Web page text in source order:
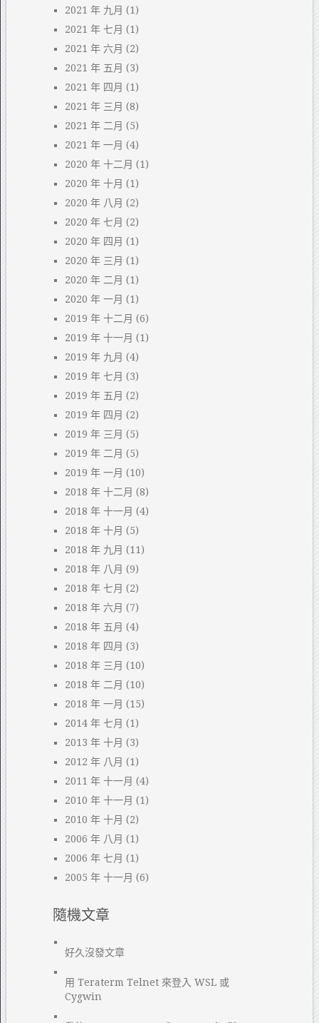
2021 年 九月 (1)
2021 年 七月 (1)
2021 年 六月 (2)
2021 年 五月 (3)
2021 年 四月 (1)
2021 年 三月 (8)
2021 年 二月 (5)
2021 年 一月 (4)
2020 年 十二月 (1)
2020 年 十月 (1)
2020 年 八月 (2)
2020 年 七月 (2)
2020 年 四月 (1)
2020 年 三月 (1)
2020 年 二月 (1)
2020 年 一月 (1)
2019 年 十二月 (6)
2019 年 十一月 (1)
2019 年 九月 (4)
2019 年 七月 (3)
2019 年 五月 (2)
2019 年 四月 (2)
2019 年 三月 (5)
2019 年 二月 (5)
2019 年 一月 (10)
2018 年 十二月 (8)
2018 年 十一月 (4)
2018 年 十月 (5)
2018 年 九月 (11)
2018 年 八月 (9)
2018 年 七月 (2)
2018 年 六月 (7)
2018 年 五月 (4)
2018 年 四月 (3)
2018 年 三月 (10)
2018 年 二月 (10)
2018 年 一月 (15)
2014 年 七月 (1)
2013 年 十月 (3)
2012 年 八月 (1)
2011 年 十一月 (4)
2010 年 十一月 (1)
2010 年 十月 (2)
2006 年 八月 (1)
2006 年 七月 (1)
2005 年 十一月 (6)
隨機文章
好久沒發文章
用 Teraterm Telnet 來登入 WSL 或
Cygwin